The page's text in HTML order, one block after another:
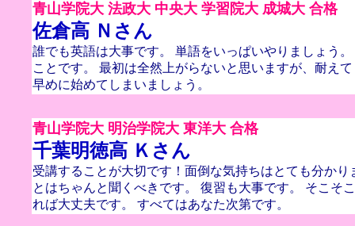
青山学院大 法政大 中央大 学習院大 成城大 合格
佐倉高 Ｎさん
誰でも英語は大事です。 単語をいっぱいやりましょう
ことです。 最初は全然上がらないと思いますが、耐え
早めに始めてしまいましょう。
青山学院大 明治学院大 東洋大 合格
千葉明徳高 Ｋさん
受講することが大切です！面倒な気持ちはとても分かり
とはちゃんと聞くべきです。 復習も大事です。 そこそ
れば大丈夫です。 すべてはあなた次第です。